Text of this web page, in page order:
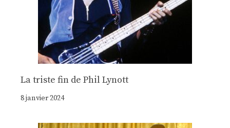
La triste fin de Phil Lynott
8 janvier 2024